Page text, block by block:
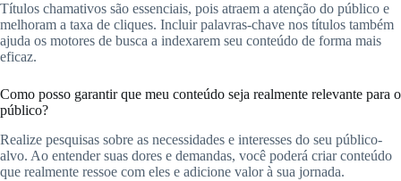
Títulos chamativos são essenciais, pois atraem a atenção do público e
melhoram a taxa de cliques. Incluir palavras-chave nos títulos também
ajuda os motores de busca a indexarem seu conteúdo de forma mais
eficaz.
Como posso garantir que meu conteúdo seja realmente relevante para o
público?
Realize pesquisas sobre as necessidades e interesses do seu público-
alvo. Ao entender suas dores e demandas, você poderá criar conteúdo
que realmente ressoe com eles e adicione valor à sua jornada.